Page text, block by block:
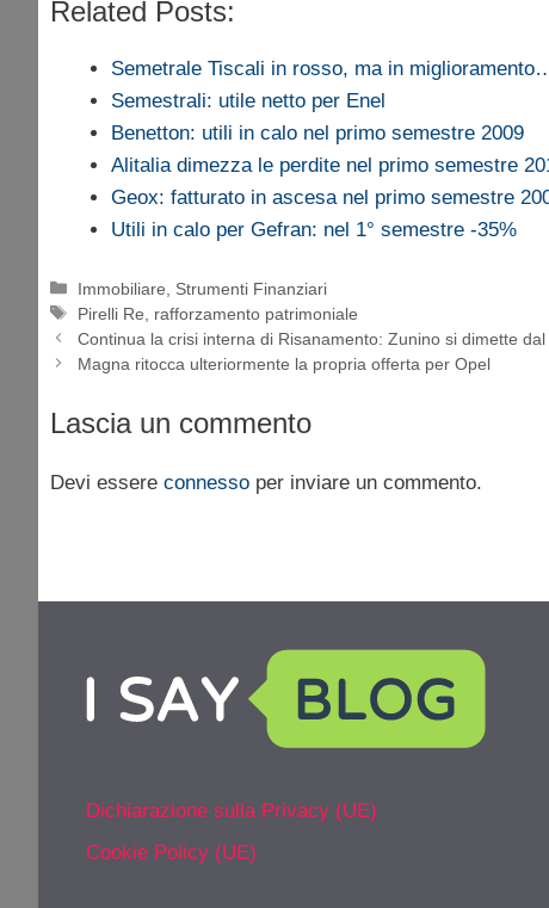
Related Posts:
Semetrale Tiscali in rosso, ma in
Semestrali: utile netto per Enel
Benetton: utili in calo nel primo semestre 2009
Alitalia dimezza le perdite nel primo semestre
Geox: fatturato in ascesa nel primo semestre
Utili in calo per Gefran: nel 1° semestre -35%
Categorie
Immobiliare
Strumenti Finanziari
Tag
Pirelli Re
rafforzamento patrimoniale
Continua la crisi interna di Risanamento: Zunino si dimette dal
Magna ritocca ulteriormente la propria offerta per Opel
Lascia un commento
Devi essere connesso per inviare un commento.
Dichiarazione sulla Privacy (UE)
Cookie Policy (UE)